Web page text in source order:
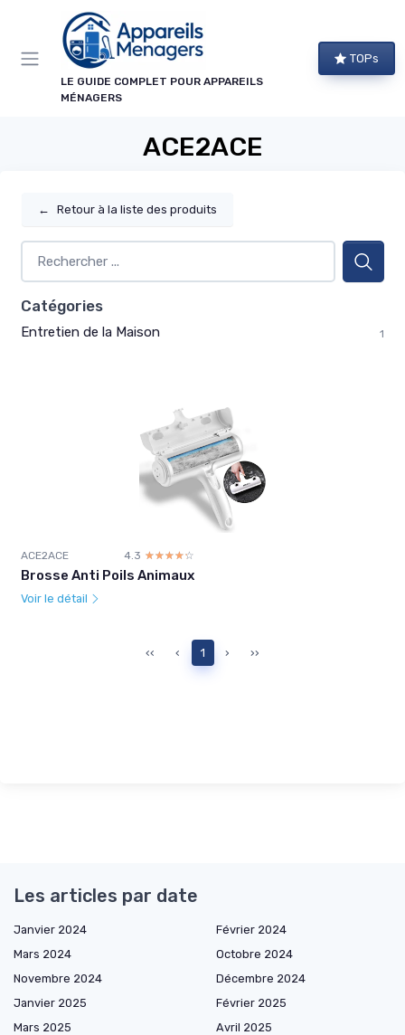
LE GUIDE COMPLET POUR APPAREILS
MÉNAGERS
TOPs
ACE2ACE
← Retour à la liste des produits
Catégories
Entretien de la Maison 1
ACE2ACE 4.3 ☆☆☆☆☆
★★★★★
Brosse Anti Poils Animaux
Voir le détail
‹‹ ‹ 1 › ››
Les articles par date
Janvier 2024
Février 2024
Mars 2024
Octobre 2024
Novembre 2024
Décembre 2024
Janvier 2025
Février 2025
Mars 2025
Avril 2025
Panneau de gestion des cookies